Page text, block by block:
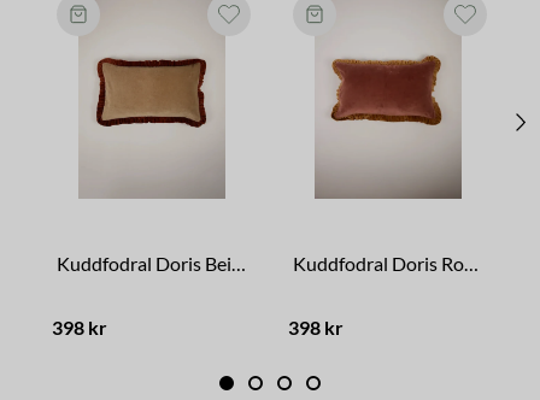
Kuddfodral Doris Beige/Rost
398 kr
Kuddfodral Doris Rostrosa/Kamel
398 kr